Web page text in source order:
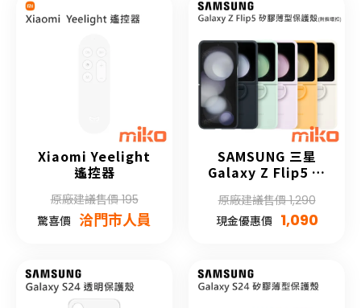
Xiaomi Yeelight
遙控器
原廠建議售價 195
驚喜價 洽門市人員
SAMSUNG 三星
Galaxy Z Flip5 矽
環扣)
原廠建議售價 1,290
現金優惠價 1,090